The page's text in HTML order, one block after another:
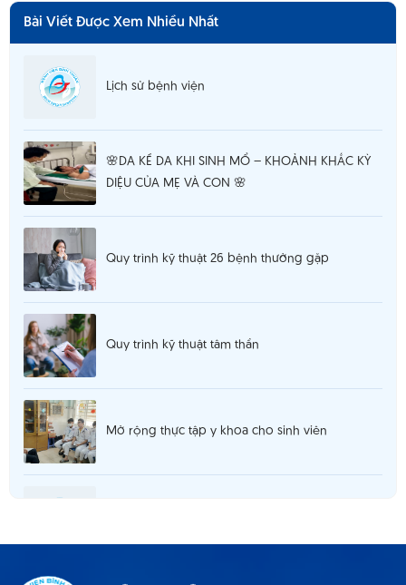
Bài Viết Được Xem Nhiều Nhất
Lịch sử bệnh viện
🌸DA KỀ DA KHI SINH MỔ – KHOẢNH KHẮC KỲ
DIỆU CỦA MẸ VÀ CON 🌸
Quy trình kỹ thuật 26 bệnh thường gặp
Quy trình kỹ thuật tâm thần
Mở rộng thực tập y khoa cho sinh viên